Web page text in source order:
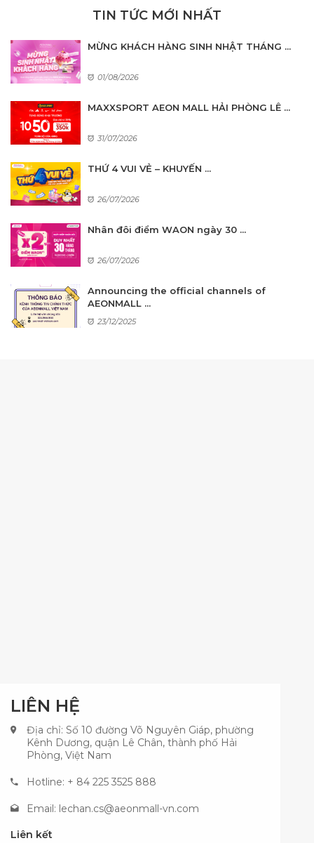
TIN TỨC MỚI NHẤT
MỪNG KHÁCH HÀNG SINH NHẬT THÁNG ...
01/08/2026
MAXXSPORT AEON MALL HẢI PHÒNG LÊ ...
31/07/2026
THỨ 4 VUI VẺ – KHUYẾN ...
26/07/2026
Nhân đôi điểm WAON ngày 30 ...
26/07/2026
Announcing the official channels of
AEONMALL ...
23/12/2025
LIÊN HỆ
Địa chỉ: Số 10 đường Võ Nguyên Giáp, phường
Kênh Dương, quận Lê Chân, thành phố Hải
Phòng, Việt Nam
Hotline: + 84 225 3525 888
Email: lechan.cs@aeonmall-vn.com
Liên kết